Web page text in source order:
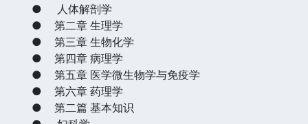
●
人体解剖学
●
第二章 生理学
●
第三章 生物化学
●
第四章 病理学
●
第五章 医学微生物学与免疫学
●
第六章 药理学
●
第二篇 基本知识